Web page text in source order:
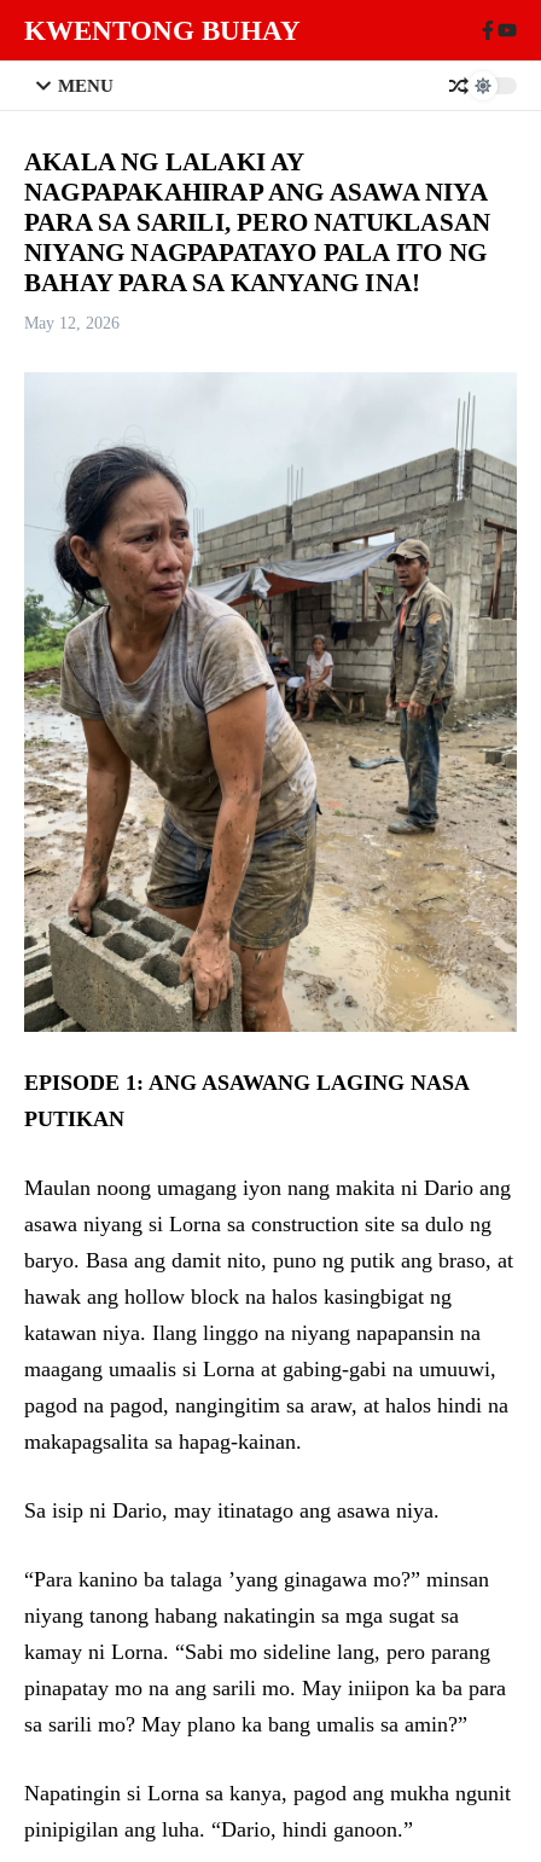
KWENTONG BUHAY
MENU
AKALA NG LALAKI AY
NAGPAPAKAHIRAP ANG ASAWA NIYA
PARA SA SARILI, PERO NATUKLASAN
NIYANG NAGPAPATAYO PALA ITO NG
BAHAY PARA SA KANYANG INA!
May 12, 2026
EPISODE 1: ANG ASAWANG LAGING NASA
PUTIKAN
Maulan noong umagang iyon nang makita ni Dario ang
asawa niyang si Lorna sa construction site sa dulo ng
baryo. Basa ang damit nito, puno ng putik ang braso, at
hawak ang hollow block na halos kasingbigat ng
katawan niya. Ilang linggo na niyang napapansin na
maagang umaalis si Lorna at gabing-gabi na umuuwi,
pagod na pagod, nangingitim sa araw, at halos hindi na
makapagsalita sa hapag-kainan.
Sa isip ni Dario, may itinatago ang asawa niya.
“Para kanino ba talaga ’yang ginagawa mo?” minsan
niyang tanong habang nakatingin sa mga sugat sa
kamay ni Lorna. “Sabi mo sideline lang, pero parang
pinapatay mo na ang sarili mo. May iniipon ka ba para
sa sarili mo? May plano ka bang umalis sa amin?”
Napatingin si Lorna sa kanya, pagod ang mukha ngunit
pinipigilan ang luha. “Dario, hindi ganoon.”